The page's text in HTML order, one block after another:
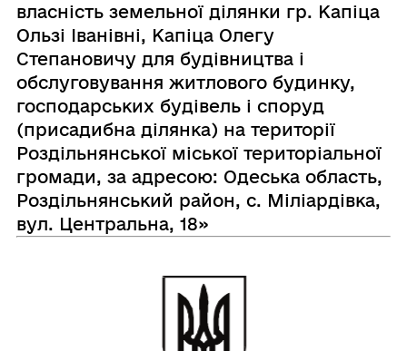
власність земельної ділянки гр. Капіца
Ользі Іванівні, Капіца Олегу
Степановичу для будівництва і
обслуговування житлового будинку,
господарських будівель і споруд
(присадибна ділянка) на території
Роздільнянської міської територіальної
громади, за адресою: Одеська область,
Роздільнянський район, с. Міліардівка,
вул. Центральна, 18»